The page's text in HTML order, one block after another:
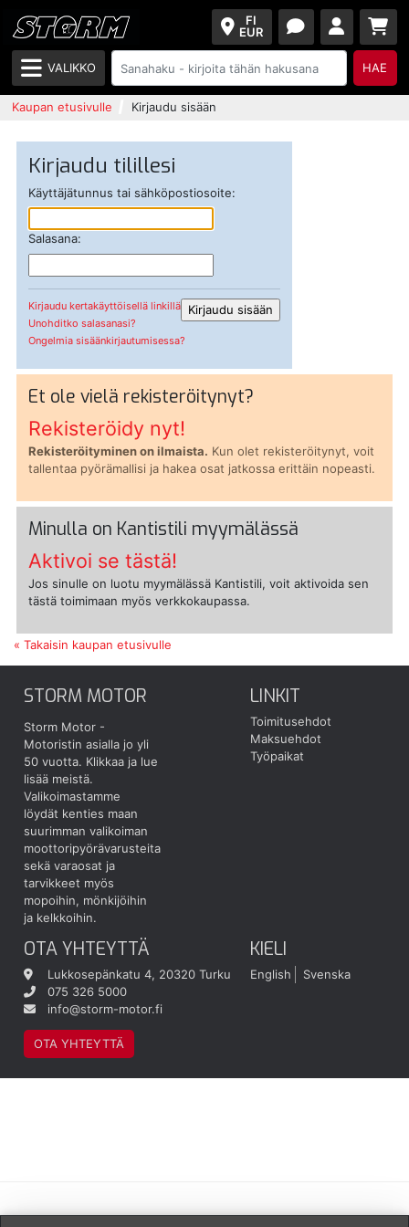
FI
EUR
VALIKKO HAE
Kaupan etusivulle Kirjaudu sisään
Kirjaudu tilillesi
Käyttäjätunnus tai sähköpostiosoite:
Salasana:
Kirjaudu kertakäyttöisellä linkillä
Unohditko salasanasi?
Ongelmia sisäänkirjautumisessa?
Et ole vielä rekisteröitynyt?
Rekisteröidy nyt!
Rekisteröityminen on ilmaista. Kun olet rekisteröitynyt, voit
tallentaa pyörämallisi ja hakea osat jatkossa erittäin nopeasti.
Minulla on Kantistili myymälässä
Aktivoi se tästä!
Jos sinulle on luotu myymälässä Kantistili, voit aktivoida sen
tästä toimimaan myös verkkokaupassa.
« Takaisin kaupan etusivulle
STORM MOTOR
Storm Motor -
Motoristin asialla jo yli
50 vuotta. Klikkaa ja lue
lisää meistä.
Valikoimastamme
löydät kenties maan
suurimman valikoiman
moottoripyörävarusteita
sekä varaosat ja
tarvikkeet myös
mopoihin, mönkijöihin
ja kelkkoihin.
LINKIT
Toimitusehdot
Maksuehdot
Työpaikat
OTA YHTEYTTÄ
Lukkosepänkatu 4, 20320 Turku
075 326 5000
info@storm-motor.fi
OTA YHTEYTTÄ
KIELI
English Svenska